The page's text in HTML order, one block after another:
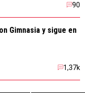
90
Gimnasia y sigue en
1,37k